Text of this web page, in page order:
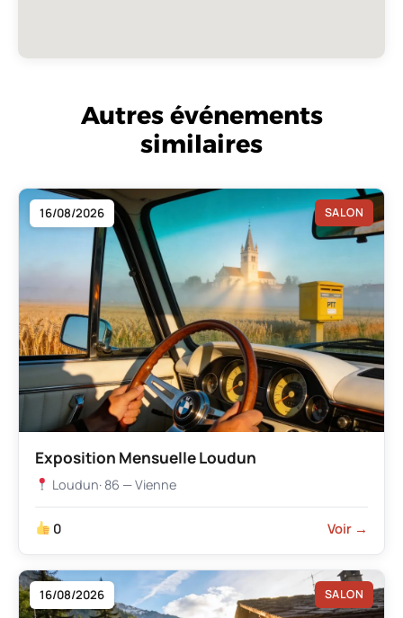
Autres événements
similaires
16/08/2026 SALON
Exposition Mensuelle Loudun
Loudun· 86 — Vienne
0 Voir →
16/08/2026 SALON